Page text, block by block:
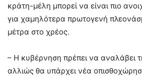
κράτη-μέλη μπορεί να είναι πιο
για χαμηλότερα πρωτογενή
μέτρα στο χρέος.
– Η κυβέρνηση πρέπει να αναλάβει
αλλιώς θα υπάρχει νέα